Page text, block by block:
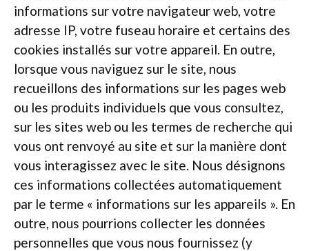
informations sur votre navigateur web, votre
adresse IP, votre fuseau horaire et certains des
cookies installés sur votre appareil. En outre,
lorsque vous naviguez sur le site, nous
recueillons des informations sur les pages web
ou les produits individuels que vous consultez,
sur les sites web ou les termes de recherche qui
vous ont renvoyé au site et sur la manière dont
vous interagissez avec le site. Nous désignons
ces informations collectées automatiquement
par le terme « informations sur les appareils ». En
outre, nous pourrions collecter les données
personnelles que vous nous fournissez (y